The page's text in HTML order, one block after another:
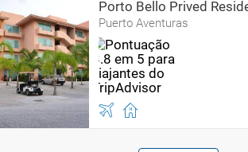
Porto Bello Prived
Puerto Aventuras